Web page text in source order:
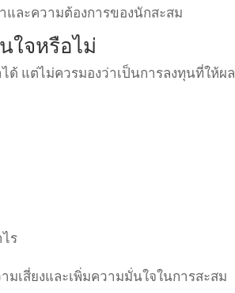
ละความต้องการของนักสะสม
ใจหรือไม่
แต่ไม่ควรมองว่าเป็นการลงทุนที่ให้ผล
ร
เสี่ยงและเพิ่มความมั่นใจในการสะสม